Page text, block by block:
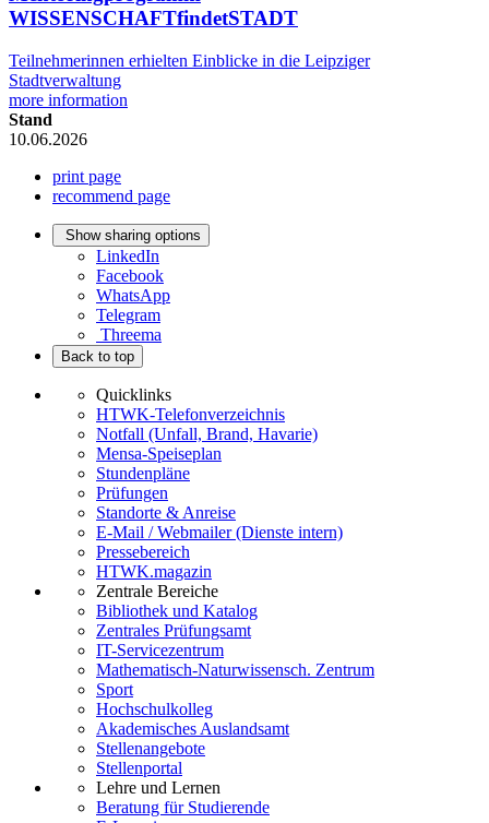
WISSENSCHAFTfindetSTADT
Teilnehmerinnen erhielten Einblicke in die Leipziger
Stadtverwaltung
more information
Stand
10.06.2026
print page
recommend page
Show sharing options
LinkedIn
Facebook
WhatsApp
Telegram
Threema
Back to top
Quicklinks
HTWK-Telefonverzeichnis
Notfall (Unfall, Brand, Havarie)
Mensa-Speiseplan
Stundenpläne
Prüfungen
Standorte & Anreise
E-Mail / Webmailer (Dienste intern)
Pressebereich
HTWK.magazin
Zentrale Bereiche
Bibliothek und Katalog
Zentrales Prüfungsamt
IT-Servicezentrum
Mathematisch-Naturwissensch. Zentrum
Sport
Hochschulkolleg
Akademisches Auslandsamt
Stellenangebote
Stellenportal
Lehre und Lernen
Beratung für Studierende